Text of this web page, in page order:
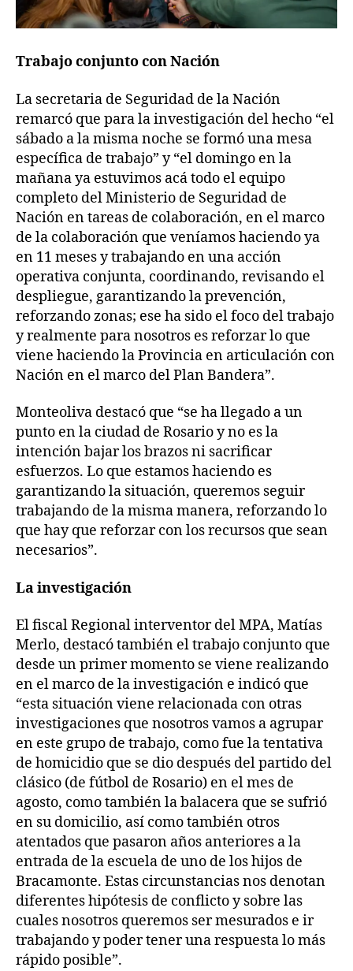
Trabajo conjunto con Nación
La secretaria de Seguridad de la Nación
remarcó que para la investigación del hecho “el
sábado a la misma noche se formó una mesa
específica de trabajo” y “el domingo en la
mañana ya estuvimos acá todo el equipo
completo del Ministerio de Seguridad de
Nación en tareas de colaboración, en el marco
de la colaboración que veníamos haciendo ya
en 11 meses y trabajando en una acción
operativa conjunta, coordinando, revisando el
despliegue, garantizando la prevención,
reforzando zonas; ese ha sido el foco del trabajo
y realmente para nosotros es reforzar lo que
viene haciendo la Provincia en articulación con
Nación en el marco del Plan Bandera”.
Monteoliva destacó que “se ha llegado a un
punto en la ciudad de Rosario y no es la
intención bajar los brazos ni sacrificar
esfuerzos. Lo que estamos haciendo es
garantizando la situación, queremos seguir
trabajando de la misma manera, reforzando lo
que hay que reforzar con los recursos que sean
necesarios”.
La investigación
El fiscal Regional interventor del MPA, Matías
Merlo, destacó también el trabajo conjunto que
desde un primer momento se viene realizando
en el marco de la investigación e indicó que
“esta situación viene relacionada con otras
investigaciones que nosotros vamos a agrupar
en este grupo de trabajo, como fue la tentativa
de homicidio que se dio después del partido del
clásico (de fútbol de Rosario) en el mes de
agosto, como también la balacera que se sufrió
en su domicilio, así como también otros
atentados que pasaron años anteriores a la
entrada de la escuela de uno de los hijos de
Bracamonte. Estas circunstancias nos denotan
diferentes hipótesis de conflicto y sobre las
cuales nosotros queremos ser mesurados e ir
trabajando y poder tener una respuesta lo más
rápido posible”.